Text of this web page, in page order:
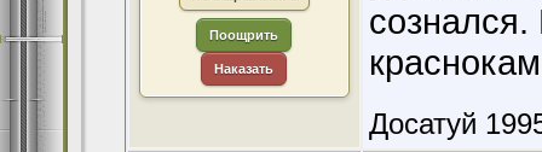
Поощрить
Наказать
Досатуй